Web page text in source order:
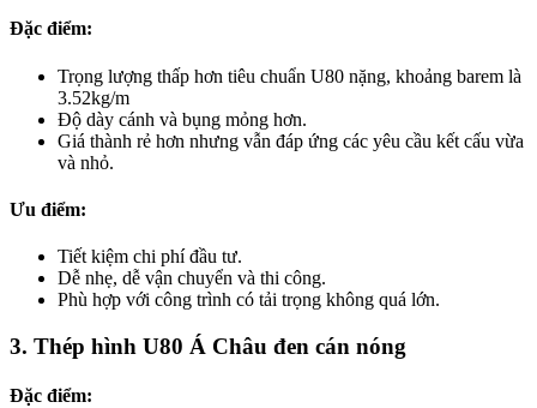
Đặc điểm:
Trọng lượng thấp hơn tiêu chuẩn U80 nặng, khoảng barem là
3.52kg/m
Độ dày cánh và bụng mỏng hơn.
Giá thành rẻ hơn nhưng vẫn đáp ứng các yêu cầu kết cấu vừa
và nhỏ.
Ưu điểm:
Tiết kiệm chi phí đầu tư.
Dễ nhẹ, dễ vận chuyển và thi công.
Phù hợp với công trình có tải trọng không quá lớn.
3. Thép hình U80 Á Châu đen cán nóng
Đặc điểm: